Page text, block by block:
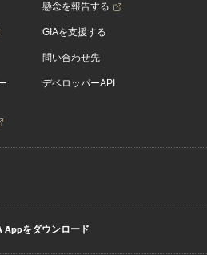
懸念を報告する
GIAを支援する
問い合わせ先
デベロッパーAPI
Appをダウンロード